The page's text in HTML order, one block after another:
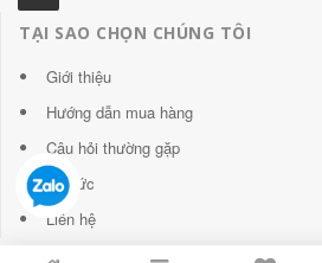
TẠI SAO CHỌN CHÚNG TÔI
Giới thiệu
Hướng dẫn mua hàng
Câu hỏi thường gặp
Tin tức
Liên hệ